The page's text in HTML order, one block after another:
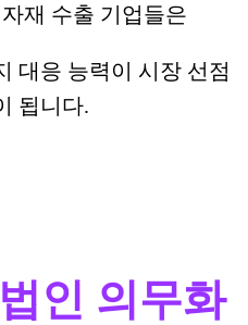
재 수출 기업들은
대응 능력이 시장 선점
됩니다.
인 의무화​